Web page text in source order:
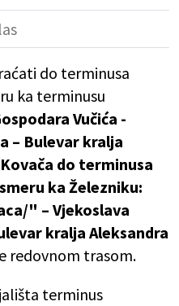
do terminusa
ka terminusu
Vučića -
– Bulevar kralja
do terminusa
ka Železniku:
" – Vjekoslava
kralja Aleksandra
redovnom trasom.
terminus